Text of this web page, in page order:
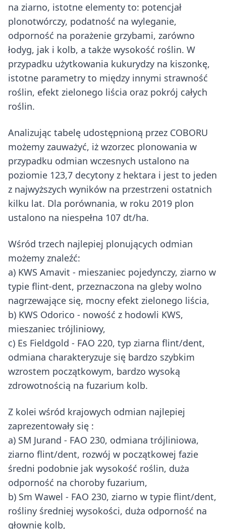
na ziarno, istotne elementy to: potencjał
plonotwórczy, podatność na wyleganie,
odporność na porażenie grzybami, zarówno
łodyg, jak i kolb, a także wysokość roślin. W
przypadku użytkowania kukurydzy na kiszonkę,
istotne parametry to między innymi strawność
roślin, efekt zielonego liścia oraz pokrój całych
roślin.
Analizując tabelę udostępnioną przez COBORU
możemy zauważyć, iż wzorzec plonowania w
przypadku odmian wczesnych ustalono na
poziomie 123,7 decytony z hektara i jest to jeden
z najwyższych wyników na przestrzeni ostatnich
kilku lat. Dla porównania, w roku 2019 plon
ustalono na niespełna 107 dt/ha.
Wśród trzech najlepiej plonujących odmian
możemy znaleźć:
a) KWS Amavit - mieszaniec pojedynczy, ziarno w
typie flint-dent, przeznaczona na gleby wolno
nagrzewające się, mocny efekt zielonego liścia,
b) KWS Odorico - nowość z hodowli KWS,
mieszaniec trójliniowy,
c) Es Fieldgold - FAO 220, typ ziarna flint/dent,
odmiana charakteryzuje się bardzo szybkim
wzrostem początkowym, bardzo wysoką
zdrowotnością na fuzarium kolb.
Z kolei wśród krajowych odmian najlepiej
zaprezentowały się :
a) SM Jurand - FAO 230, odmiana trójliniowa,
ziarno flint/dent, rozwój w początkowej fazie
średni podobnie jak wysokość roślin, duża
odporność na choroby fuzarium,
b) Sm Wawel - FAO 230, ziarno w typie flint/dent,
rośliny średniej wysokości, duża odporność na
głownię kolb,